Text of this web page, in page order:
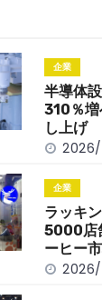
n
k
企業
半導体
310％
し上げ
企業
ラッキ
5000店
ーヒー